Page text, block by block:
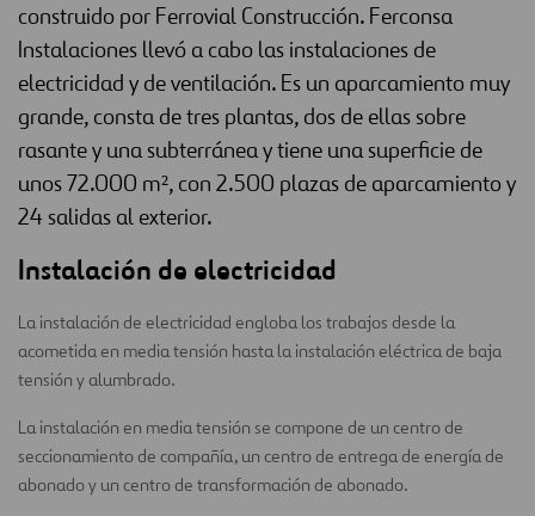
construido por Ferrovial Construcción. Ferconsa
Instalaciones llevó a cabo las instalaciones de
electricidad y de ventilación. Es un aparcamiento muy
grande, consta de tres plantas, dos de ellas sobre
rasante y una subterránea y tiene una superficie de
unos 72.000 m², con 2.500 plazas de aparcamiento y
24 salidas al exterior.
Instalación de electricidad
La instalación de electricidad engloba los trabajos desde la
acometida en media tensión hasta la instalación eléctrica de baja
tensión y alumbrado.
La instalación en media tensión se compone de un centro de
seccionamiento de compañía, un centro de entrega de energía de
abonado y un centro de transformación de abonado.